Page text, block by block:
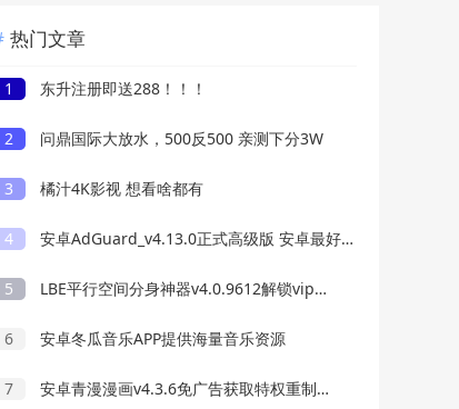
热门文章
1 东升注册即送288！！！
2 问鼎国际大放水，500反500 亲测下分3W
3 橘汁4K影视 想看啥都有
4 安卓AdGuard_v4.13.0正式高级版 安卓最好用的广告过滤器
5 LBE平行空间分身神器v4.0.9612解锁vip专业版
6 安卓冬瓜音乐APP提供海量音乐资源
7 安卓青漫漫画v4.3.6免广告获取特权重制修复版